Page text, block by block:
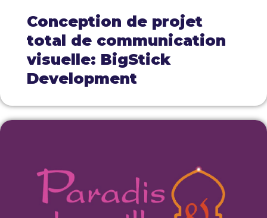
Conception de projet
total de communication
visuelle: BigStick
Development